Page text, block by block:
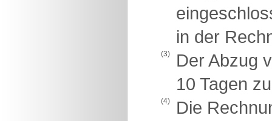
in der
(3)
Der Abzug
10 Tagen
(4)
Die